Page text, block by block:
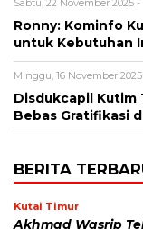
Sabtu, 22 November 2025 -
Ronny: Kominfo
untuk Kebutuhan
Minggu, 16 November
Disdukcapil Kutim
Bebas Gratifikasi
BERITA
Kutai Timur
Akhmad Wasrip